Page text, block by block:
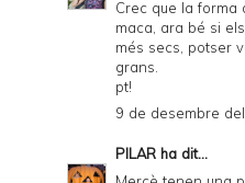
Crec que la forma
maca, ara bé si
més secs, potser
grans.
pt!
9 de desembre
PILAR ha dit...